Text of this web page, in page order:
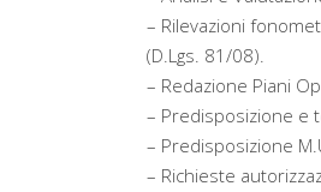
– Rilevazioni
(D.Lgs. 81/08).
– Redazione Piani
– Predisposizione e
– Predisposizione
– Richieste